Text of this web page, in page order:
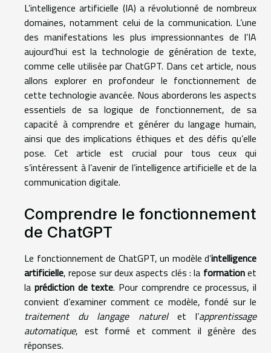
L’intelligence artificielle (IA) a révolutionné de nombreux
domaines, notamment celui de la communication. L’une
des manifestations les plus impressionnantes de l’IA
aujourd’hui est la technologie de génération de texte,
comme celle utilisée par ChatGPT. Dans cet article, nous
allons explorer en profondeur le fonctionnement de
cette technologie avancée. Nous aborderons les aspects
essentiels de sa logique de fonctionnement, de sa
capacité à comprendre et générer du langage humain,
ainsi que des implications éthiques et des défis qu’elle
pose. Cet article est crucial pour tous ceux qui
s’intéressent à l’avenir de l’intelligence artificielle et de la
communication digitale.
Comprendre le fonctionnement
de ChatGPT
Le fonctionnement de ChatGPT, un modèle d’intelligence
artificielle, repose sur deux aspects clés : la formationet
la prédiction de texte. Pour comprendre ce processus, il
convient d’examiner comment ce modèle, fondé sur le
traitement du langage naturelet l’apprentissage
automatique, est formé et comment il génère des
réponses.